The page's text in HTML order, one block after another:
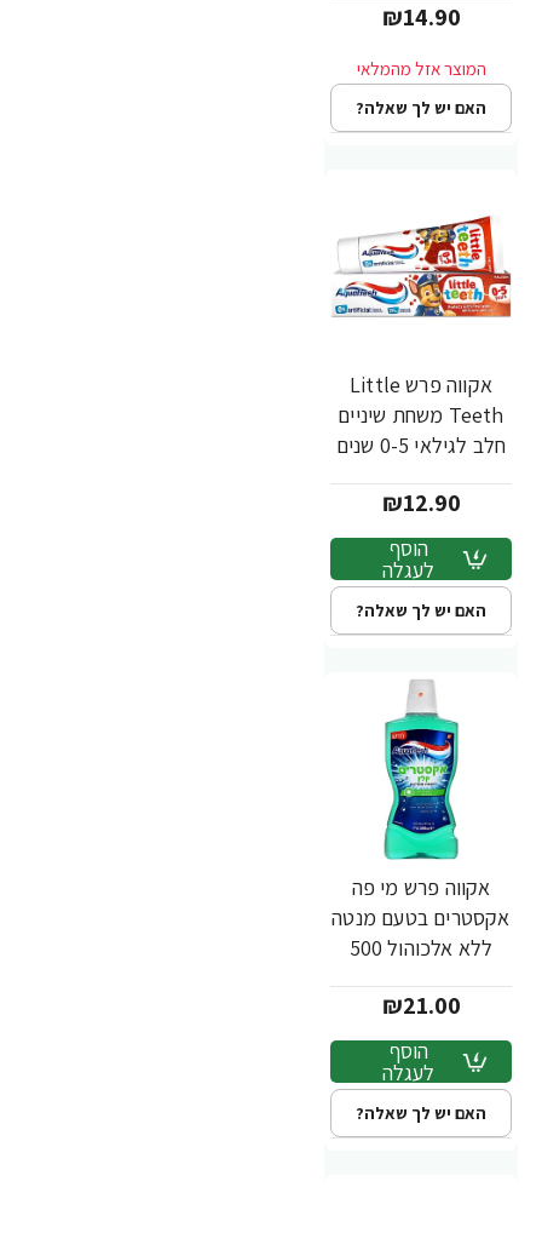
₪14.90
האם יש לך שאלה?
אקווה פרש Little
Teeth משחת שיניים
חלב לגילאי 0-5 שנים
₪12.90
הוסף
לעגלה
האם יש לך שאלה?
אקווה פרש מי פה
אקסטרים בטעם מנטה
ללא אלכוהול 500
₪21.00
הוסף
לעגלה
האם יש לך שאלה?